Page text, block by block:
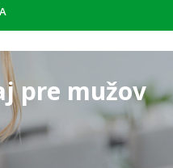
pre mužov